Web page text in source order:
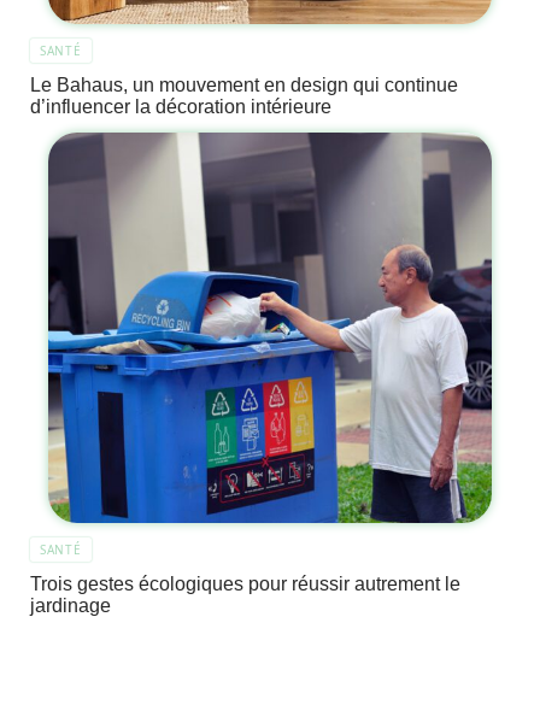
SANTÉ
Le Bahaus, un mouvement en design qui continue
d’influencer la décoration intérieure
SANTÉ
Trois gestes écologiques pour réussir autrement le
jardinage